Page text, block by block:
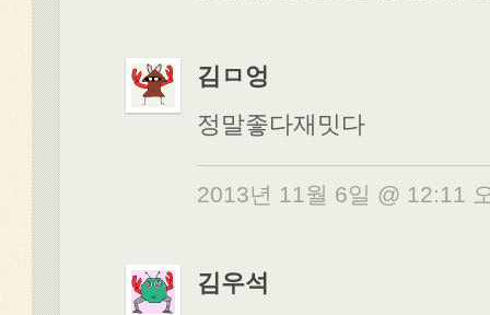
김ㅁ엉
정말좋다재밋다
2013년 11월 6일 @ 12:11
김우석